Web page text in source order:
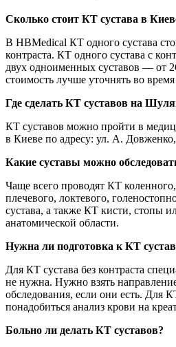
Сколько стоит КТ сустава в
В HBMedical КТ одного сустава
контраста. КТ одного сустава с
двух одноименных суставов — от
стоимость лучше уточнять во
Где сделать КТ суставов на
КТ суставов можно пройти в
в Киеве по адресу: ул. А.
Какие суставы можно
Чаще всего проводят КТ
плечевого, локтевого,
сустава, а также КТ кисти, стопы
анатомической области.
Нужна ли подготовка к КТ
Для КТ сустава без контраста
не нужна. Нужно взять
обследования, если они есть. Для
понадобиться анализ крови на
Больно ли делать КТ суставов?